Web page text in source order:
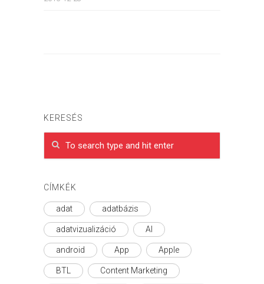
KERESÉS
CÍMKÉK
adat adatbázis
adatvizualizáció AI
android App Apple
BTL Content Marketing